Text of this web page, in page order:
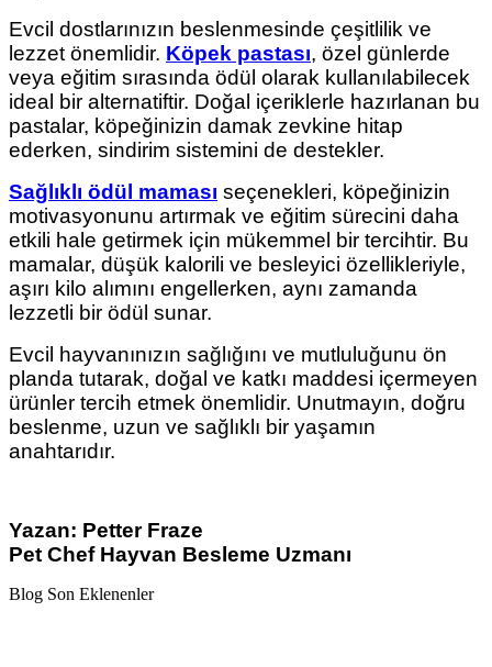
Evcil dostlarınızın beslenmesinde çeşitlilik ve
lezzet önemlidir. Köpek pastası, özel günlerde
veya eğitim sırasında ödül olarak kullanılabilecek
ideal bir alternatiftir. Doğal içeriklerle hazırlanan bu
pastalar, köpeğinizin damak zevkine hitap
ederken, sindirim sistemini de destekler.
Sağlıklı ödül maması seçenekleri, köpeğinizin
motivasyonunu artırmak ve eğitim sürecini daha
etkili hale getirmek için mükemmel bir tercihtir. Bu
mamalar, düşük kalorili ve besleyici özellikleriyle,
aşırı kilo alımını engellerken, aynı zamanda
lezzetli bir ödül sunar.
Evcil hayvanınızın sağlığını ve mutluluğunu ön
planda tutarak, doğal ve katkı maddesi içermeyen
ürünler tercih etmek önemlidir. Unutmayın, doğru
beslenme, uzun ve sağlıklı bir yaşamın
anahtarıdır.
Yazan: Petter Fraze
Pet Chef Hayvan Besleme Uzmanı
Blog Son Eklenenler